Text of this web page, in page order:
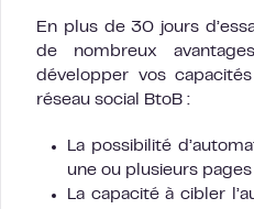
En plus de 30 jours
de nombreux
développer vos
réseau social BtoB :
La possibilité
une ou plusieurs
La capacité à cibler